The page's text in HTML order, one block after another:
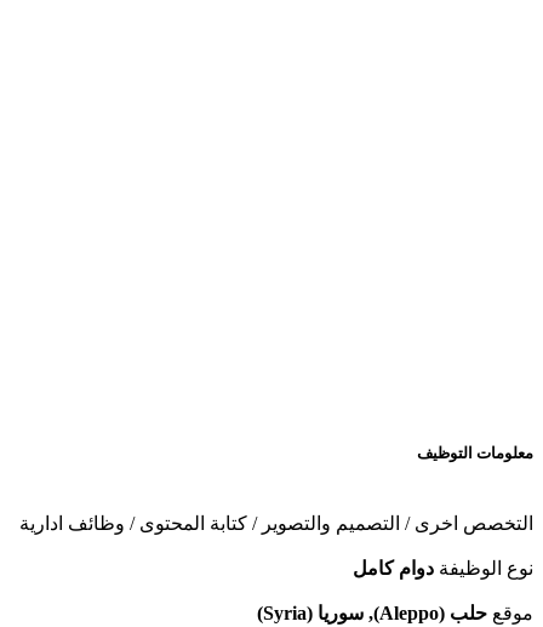
معلومات التوظيف
التخصص اخرى / التصميم والتصوير / كتابة المحتوى / وظائف ادارية
نوع الوظيفة دوام كامل
موقع حلب (Aleppo), سوريا (Syria)